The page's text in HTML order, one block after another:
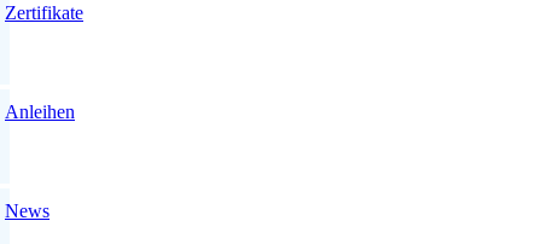
Zertifikate
Anleihen
News